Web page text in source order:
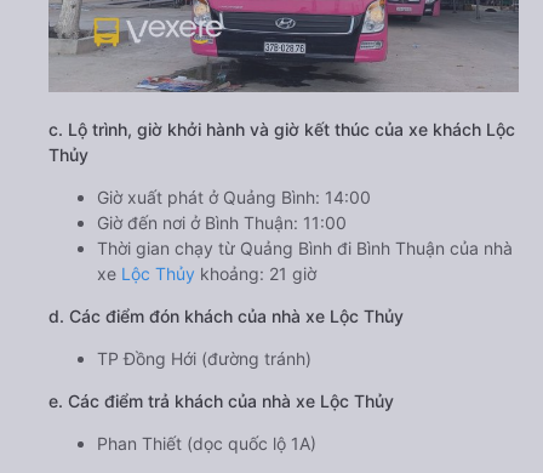
c. Lộ trình, giờ khởi hành và giờ kết thúc của xe khách Lộc
Thủy
Giờ xuất phát ở Quảng Bình: 14:00
Giờ đến nơi ở Bình Thuận: 11:00
Thời gian chạy từ Quảng Bình đi Bình Thuận của nhà
xe Lộc Thủy khoảng: 21 giờ
d. Các điểm đón khách của nhà xe Lộc Thủy
TP Đồng Hới (đường tránh)
e. Các điểm trả khách của nhà xe Lộc Thủy
Phan Thiết (dọc quốc lộ 1A)